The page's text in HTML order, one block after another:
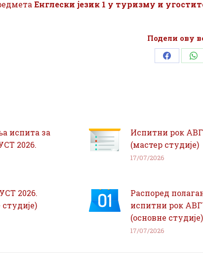
Енглески језик 1 у туризму и
Подели ову
Share
испита за
2026.
Испитни рок
(мастер студије)
17/07/2026
2026.
Распоред
испитни рок
(основне студије)
17/07/2026